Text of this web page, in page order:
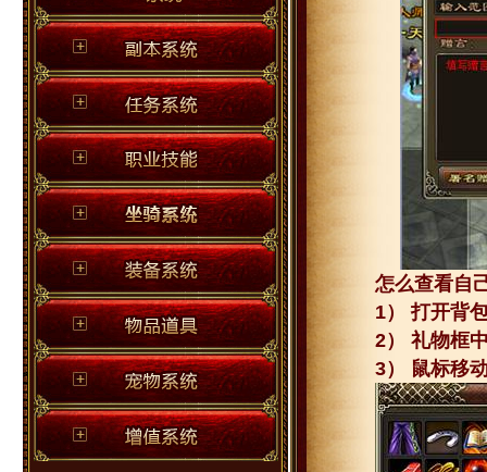
怎么查看自
1） 打开背
2） 礼物框
3） 鼠标移